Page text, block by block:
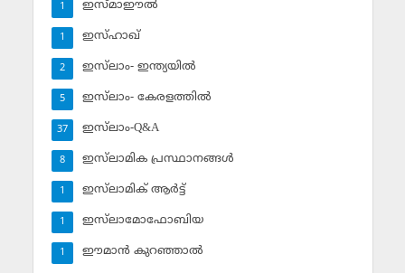
ഇസ്മാഈല്‍
1
ഇസ്ഹാഖ്‌
1
ഇസ്‌ലാം- ഇന്ത്യയില്‍
2
ഇസ്‌ലാം- കേരളത്തില്‍
5
ഇസ്‌ലാം-Q&A
37
ഇസ്‌ലാമിക പ്രസ്ഥാനങ്ങള്‍
8
ഇസ്‌ലാമിക് ആര്‍ട്ട്
1
ഇസ്‌ലാമോഫോബിയ
1
ഈമാന്‍ കുറഞ്ഞാല്‍
1